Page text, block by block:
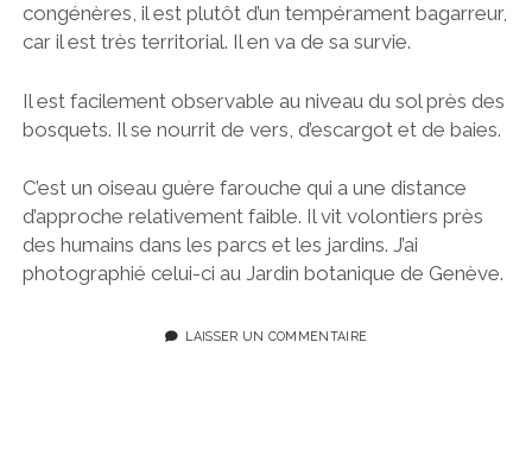
congénères, il est plutôt d’un tempérament bagarreur,
car il est très territorial. Il en va de sa survie.
Il est facilement observable au niveau du sol près des
bosquets. Il se nourrit de vers, d’escargot et de baies.
C’est un oiseau guère farouche qui a une distance
d’approche relativement faible. Il vit volontiers près
des humains dans les parcs et les jardins. J’ai
photographié celui-ci au Jardin botanique de Genève.
LAISSER UN COMMENTAIRE